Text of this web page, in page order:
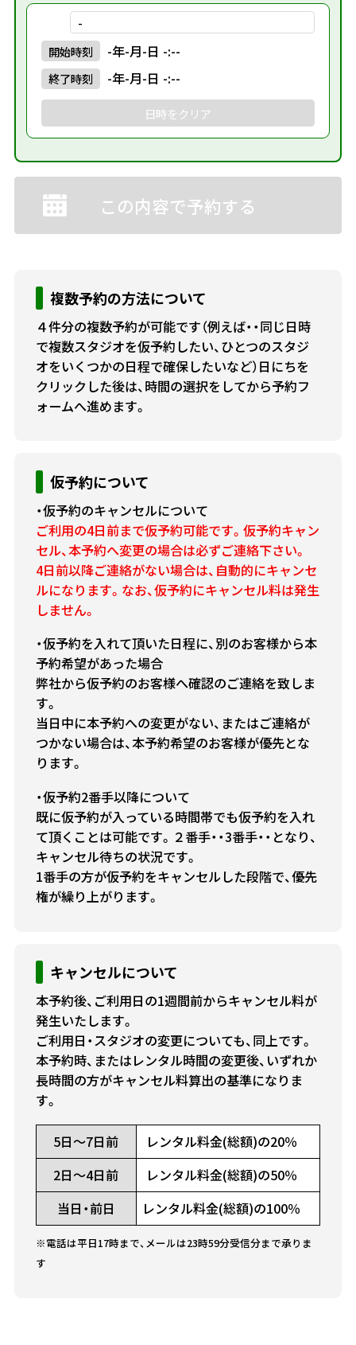
-
開始時刻 -年-月-日 -:--
終了時刻 -年-月-日 -:--
日時をクリア
この内容で予約する
複数予約の方法について
４件分の複数予約が可能です（例えば・・同じ日時
で複数スタジオを仮予約したい、ひとつのスタジ
オをいくつかの日程で確保したいなど）日にちを
クリックした後は、時間の選択をしてから予約フ
ォームへ進めます。
仮予約について
・仮予約のキャンセルについて
ご利用の4日前まで仮予約可能です。仮予約キャン
セル、本予約へ変更の場合は必ずご連絡下さい。
4日前以降ご連絡がない場合は、自動的にキャンセ
ルになります。なお、仮予約にキャンセル料は発生
しません。
・仮予約を入れて頂いた日程に、別のお客様から本
予約希望があった場合
弊社から仮予約のお客様へ確認のご連絡を致しま
す。
当日中に本予約への変更がない、またはご連絡が
つかない場合は、本予約希望のお客様が優先とな
ります。
・仮予約2番手以降について
既に仮予約が入っている時間帯でも仮予約を入れ
て頂くことは可能です。２番手・・3番手・・となり、
キャンセル待ちの状況です。
1番手の方が仮予約をキャンセルした段階で、優先
権が繰り上がります。
キャンセルについて
本予約後、ご利用日の1週間前からキャンセル料が
発生いたします。
ご利用日・スタジオの変更についても、同上です。
本予約時、またはレンタル時間の変更後、いずれか
長時間の方がキャンセル料算出の基準になりま
す。
5日～7日前
レンタル料金(総額)の20％
2日～4日前
レンタル料金(総額)の50％
当日・前日
レンタル料金(総額)の100％
※電話は平日17時まで、メールは23時59分受信分まで承りま
す